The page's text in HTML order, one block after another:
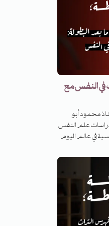
في النفس مع
محمود أبو
علم النفس
في عالم اليوم
التغير في
وتضخيم الذات
النفسية
الذي يلعبه
القائم عبر
وشيوع